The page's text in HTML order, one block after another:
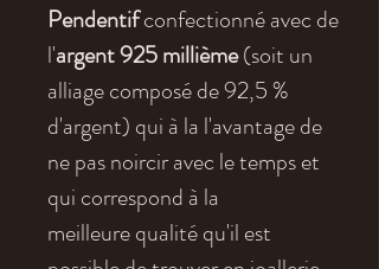
Pendentifconfectionné avec de
l'argent 925 millième(soit un
alliage composé de 92,5 %
d'argent) qui à la l'avantage de
ne pas noircir avec le temps et
qui correspond à la
meilleure qualité qu'il est